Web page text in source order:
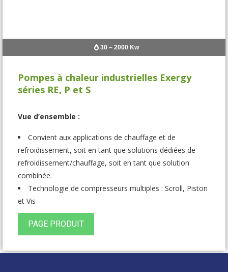
30 – 2000 Kw
Pompes à chaleur industrielles Exergy
séries RE, P et S
Vue d’ensemble :
Convient aux applications de chauffage et de
refroidissement, soit en tant que solutions dédiées de
refroidissement/chauffage, soit en tant que solution
combinée.
Technologie de compresseurs multiples : Scroll, Piston
et Vis
Réfrigérants multiples : PRG standard à quasi nul
PAGE PRODUIT